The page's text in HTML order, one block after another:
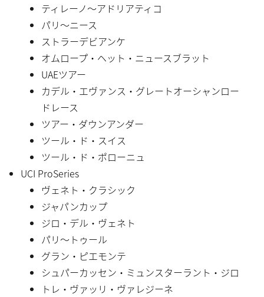
ティレーノ〜アドリアティコ
パリ〜ニース
ストラーデビアンケ
オムロープ・ヘット・ニュースブラット
UAEツアー
カデル・エヴァンス・グレートオーシャンロー
ドレース
ツアー・ダウンアンダー
ツール・ド・スイス
ツール・ド・ポローニュ
UCI ProSeries
ヴェネト・クラシック
ジャパンカップ
ジロ・デル・ヴェネト
パリ〜トゥール
グラン・ピエモンテ
シュパーカッセン・ミュンスターラント・ジロ
トレ・ヴァッリ・ヴァレジーネ